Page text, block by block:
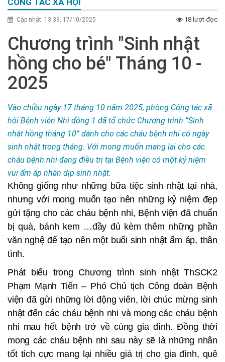
CÔNG TÁC XÃ HỘI
Cập nhật: 13:39, 17/10/2025 18 lượt đọc
Chương trình "Sinh nhật
hồng cho bé" Tháng 10 -
2025
Vào chiều ngày 17 tháng 10 năm 2025, phòng Công tác xã
hội Bệnh viện Nhi đồng 1 đã tổ chức Chương trình “Sinh
nhật hồng tháng 10” dành cho các cháu bệnh nhi có ngày
sinh nhật trong tháng. Với mong muốn mang lại cho các
cháu bệnh nhi đang điều trị tại Bệnh viện có một kỷ niệm
vui ấm áp nhân dịp sinh nhật.
Không giống như những bữa tiệc sinh nhật tại nhà,
nhưng với mong muốn tạo nên những kỷ niệm đẹp
gửi tặng cho các cháu bệnh nhi, Bệnh viện đã chuẩn
bị quà, bánh kem …đầy đủ kèm thêm những phần
văn nghệ để tạo nên một buổi sinh nhật ấm áp, thân
tình.
Phát biểu trong Chương trình sinh nhật ThSCK2
Phạm Mạnh Tiến – Phó Chủ tịch Công đoàn Bệnh
viện đã gửi những lời động viên, lời chúc mừng sinh
nhật đến các cháu bệnh nhi và mong các cháu bệnh
nhi mau hết bệnh trở về cùng gia đình. Đồng thời
mong các cháu bệnh nhi sau này sẽ là những nhân
tốt tích cực mang lại nhiều giá trị cho gia đình, quê